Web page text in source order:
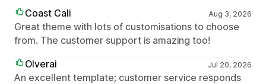
Coast Cali Aug 3, 2026
Great theme with lots of customisations to choose
from. The customer support is amazing too!
Olverai
Jul 20, 2026
An excellent template; customer service responds